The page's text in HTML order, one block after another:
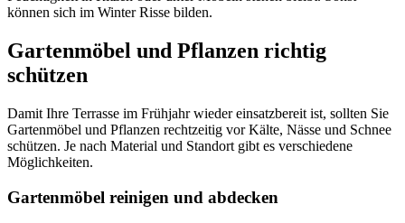
können sich im Winter Risse bilden.
Gartenmöbel und Pflanzen richtig
schützen
Damit Ihre Terrasse im Frühjahr wieder einsatzbereit ist, sollten Sie
Gartenmöbel und Pflanzen rechtzeitig vor Kälte, Nässe und Schnee
schützen. Je nach Material und Standort gibt es verschiedene
Möglichkeiten.
Gartenmöbel reinigen und abdecken